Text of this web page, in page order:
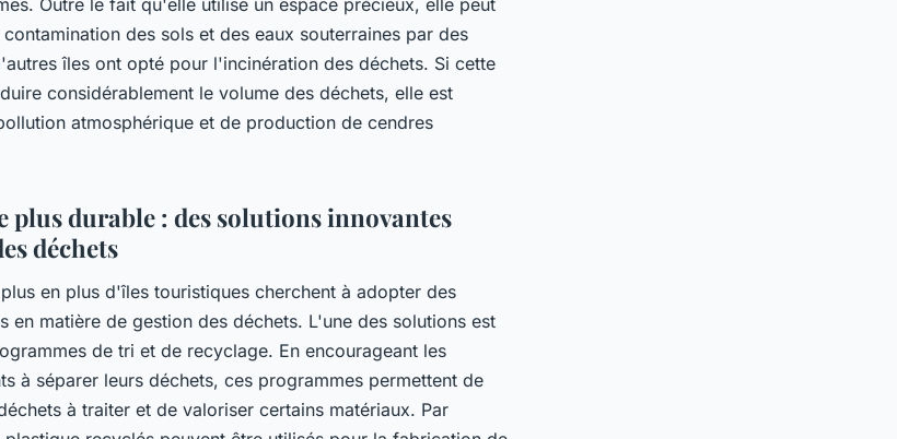
Outre le fait qu'elle utilise un espace précieux, elle peut
des sols et des eaux souterraines par des
îles ont opté pour l'incinération des déchets. Si cette
considérablement le volume des déchets, elle est
atmosphérique et de production de cendres
plus durable : des solutions innovantes
déchets
en plus d'îles touristiques cherchent à adopter des
en matière de gestion des déchets. L'une des solutions est
de tri et de recyclage. En encourageant les
à séparer leurs déchets, ces programmes permettent de
à traiter et de valoriser certains matériaux. Par